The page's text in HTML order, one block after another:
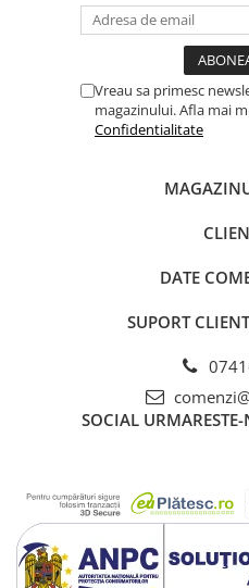
Vreau sa primesc
magazinului. Afla mai
Confidentialitate
DATE
SUPORT
SOCIAL